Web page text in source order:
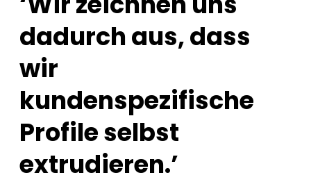
Werben
dadurch aus, dass
wir
kundenspezifische
Profile selbst
extrudieren.’